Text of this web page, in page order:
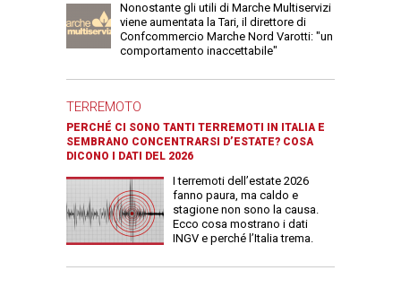
Nonostante gli utili di Marche Multiservizi
viene aumentata la Tari, il direttore di
Confcommercio Marche Nord Varotti: "un
comportamento inaccettabile"
TERREMOTO
PERCHÉ CI SONO TANTI TERREMOTI IN ITALIA E
SEMBRANO CONCENTRARSI D’ESTATE? COSA
DICONO I DATI DEL 2026
I terremoti dell’estate 2026
fanno paura, ma caldo e
stagione non sono la causa.
Ecco cosa mostrano i dati
INGV e perché l’Italia trema.